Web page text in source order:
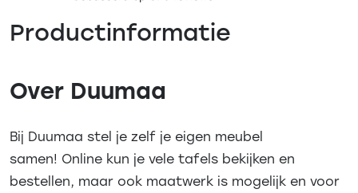
Productinformatie
Over Duumaa
Bij Duumaa stel je zelf je eigen meubel
samen! Online kun je vele tafels bekijken en
bestellen, maar ook maatwerk is mogelijk en voor